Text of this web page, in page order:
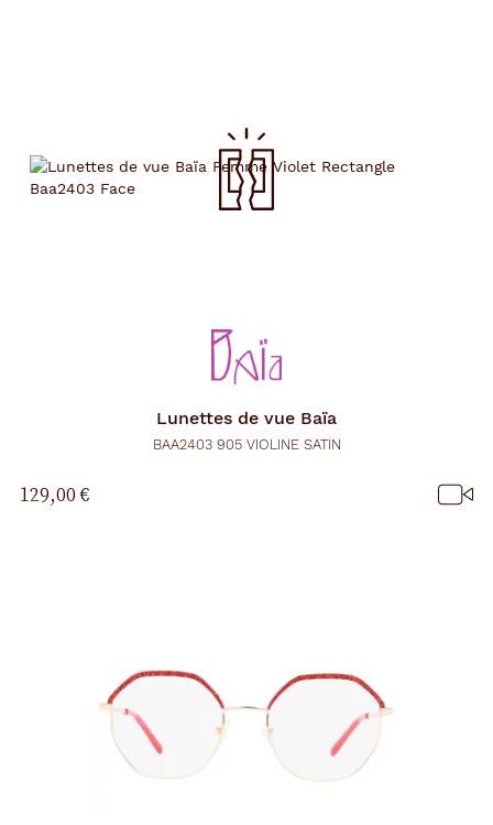
Lunettes de vue Baïa
BAA2403 905 VIOLINE SATIN
129,00 €